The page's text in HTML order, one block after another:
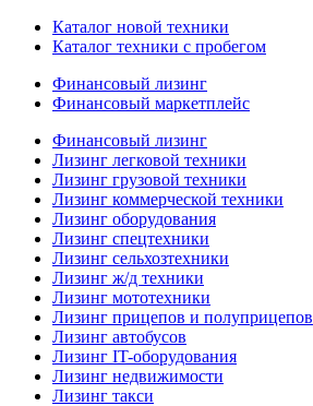
Каталог новой техники
Каталог техники с пробегом
Финансовый лизинг
Финансовый маркетплейс
Финансовый лизинг
Лизинг легковой техники
Лизинг грузовой техники
Лизинг коммерческой техники
Лизинг оборудования
Лизинг спецтехники
Лизинг сельхозтехники
Лизинг ж/д техники
Лизинг мототехники
Лизинг прицепов и полуприцепов
Лизинг автобусов
Лизинг IT-оборудования
Лизинг недвижимости
Лизинг такси